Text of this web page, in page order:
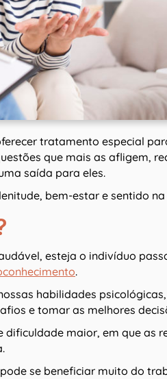
tratamento especial
que mais as afligem,
saída para eles.
bem-estar e sentido
esteja o indivíduo
.
habilidades
e tomar as melhores
maior, em que as
se beneficiar muito do